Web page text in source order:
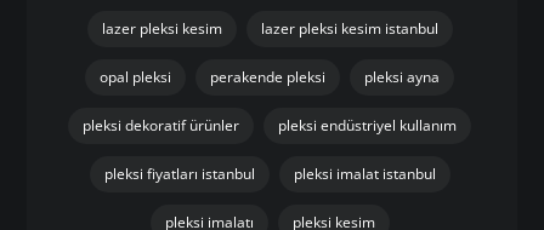
lazer pleksi kesim lazer pleksi kesim istanbul
opal pleksi perakende pleksi pleksi ayna
pleksi dekoratif ürünler pleksi endüstriyel kullanım
pleksi fiyatları istanbul pleksi imalat istanbul
pleksi imalatı pleksi kesim